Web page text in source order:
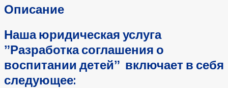
Описание
Наша юридическая услуга
ˮРазработка соглашения о
воспитании детейˮ включает в себя
следующее: